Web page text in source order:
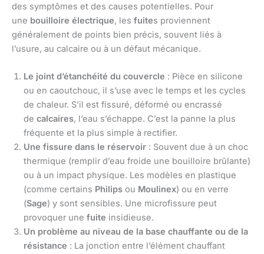
des symptômes et des causes potentielles. Pour
une bouilloire électrique, les fuites proviennent
généralement de points bien précis, souvent liés à
l’usure, au calcaire ou à un défaut mécanique.
Le joint d’étanchéité du couvercle : Pièce en silicone
ou en caoutchouc, il s’use avec le temps et les cycles
de chaleur. S’il est fissuré, déformé ou encrassé
de calcaires, l’eau s’échappe. C’est la panne la plus
fréquente et la plus simple à rectifier.
Une fissure dans le réservoir : Souvent due à un choc
thermique (remplir d’eau froide une bouilloire brûlante)
ou à un impact physique. Les modèles en plastique
(comme certains Philips ou Moulinex) ou en verre
(Sage) y sont sensibles. Une microfissure peut
provoquer une fuite insidieuse.
Un problème au niveau de la base chauffante ou de la
résistance : La jonction entre l’élément chauffant